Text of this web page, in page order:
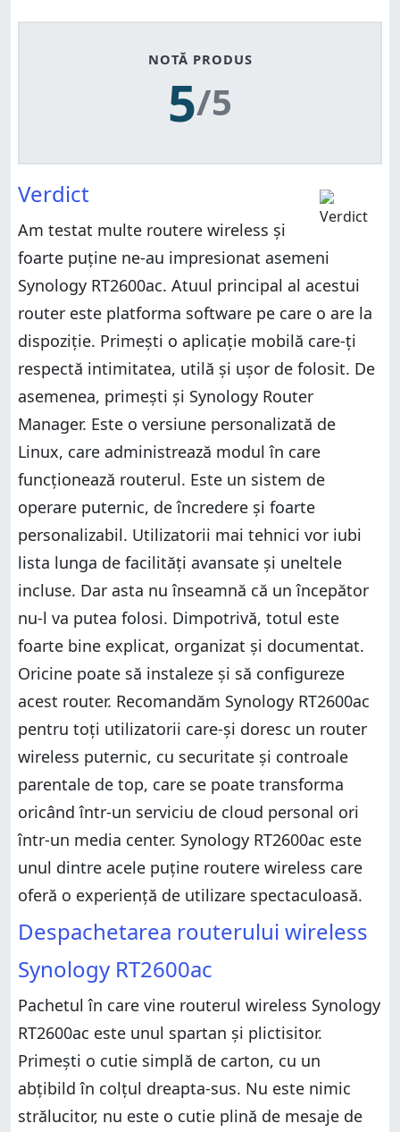
NOTĂ PRODUS
5/5
Verdict
Am testat multe routere wireless și
foarte puține ne-au impresionat asemeni
Synology RT2600ac. Atuul principal al acestui
router este platforma software pe care o are la
dispoziție. Primești o aplicație mobilă care-ți
respectă intimitatea, utilă și ușor de folosit. De
asemenea, primești și Synology Router
Manager. Este o versiune personalizată de
Linux, care administrează modul în care
funcționează routerul. Este un sistem de
operare puternic, de încredere și foarte
personalizabil. Utilizatorii mai tehnici vor iubi
lista lunga de facilități avansate și uneltele
incluse. Dar asta nu înseamnă că un începător
nu-l va putea folosi. Dimpotrivă, totul este
foarte bine explicat, organizat și documentat.
Oricine poate să instaleze și să configureze
acest router. Recomandăm Synology RT2600ac
pentru toți utilizatorii care-și doresc un router
wireless puternic, cu securitate și controale
parentale de top, care se poate transforma
oricând într-un serviciu de cloud personal ori
într-un media center. Synology RT2600ac este
unul dintre acele puține routere wireless care
oferă o experiență de utilizare spectaculoasă.
Despachetarea routerului wireless
Synology RT2600ac
Pachetul în care vine routerul wireless Synology
RT2600ac este unul spartan și plictisitor.
Primești o cutie simplă de carton, cu un
abțibild în colțul dreapta-sus. Nu este nimic
strălucitor, nu este o cutie plină de mesaje de